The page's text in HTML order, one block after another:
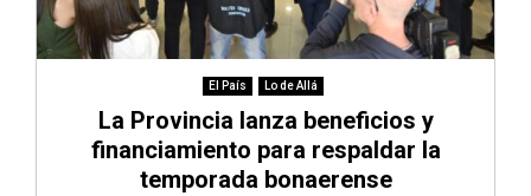
El País Lo de Allá
La Provincia lanza beneficios y
financiamiento para respaldar la
temporada bonaerense